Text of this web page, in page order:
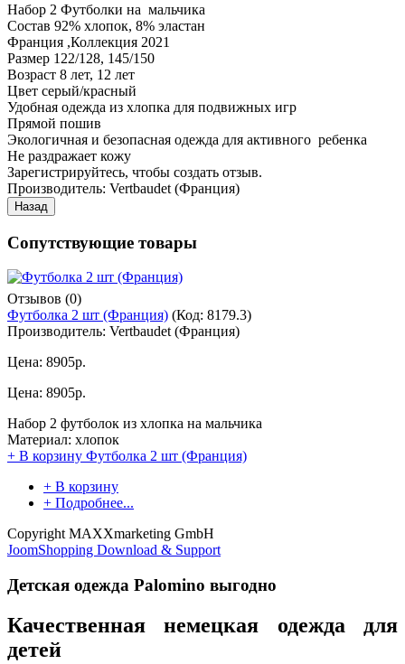
Набор 2 Футболки на мальчика
Состав 92% хлопок, 8% эластан
Франция ,Коллекция 2021
Размер 122/128, 145/150
Возраст 8 лет, 12 лет
Цвет серый/красный
Удобная одежда из хлопка для подвижных игр
Прямой пошив
Экологичная и безопасная одежда для активного ребенка
Не раздражает кожу
Зарегистрируйтесь, чтобы создать отзыв.
Производитель: Vertbaudet (Франция)
Сопутствующие товары
Отзывов (0)
Футболка 2 шт (Франция) (Код: 8179.3)
Производитель: Vertbaudet (Франция)
Цена: 8905р.
Цена: 8905р.
Набор 2 футболок из хлопка на мальчика
Материал: хлопок
+ В корзину Футболка 2 шт (Франция)
+ В корзину
+ Подробнее...
Copyright MAXXmarketing GmbH
JoomShopping Download & Support
Детская одежда Palomino выгодно
Качественная немецкая одежда для
детей